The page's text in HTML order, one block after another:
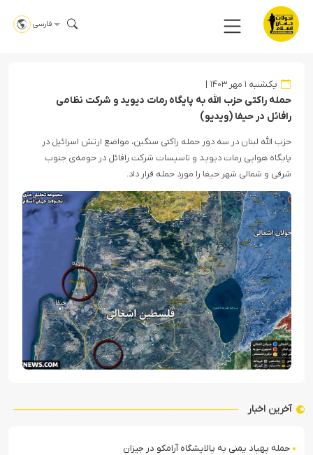
فارسی
یکشنبه ۱ مهر ۱۴۰۳
حمله راکتی حزب الله به پایگاه رمات دیوید و شرکت نظامی
رافائل در حیفا (ویدیو)
حزب الله لبنان در سه دور حمله راکتی سنگین، مواضع ارتش اسرائیل در
پایگاه هوایی رمات دیوید و تاسیسات شرکت رافائل در حومه‌ی جنوب
شرقی و شمالی شهر حیفا را مورد حمله قرار داد.
آخرین اخبار
حمله پهپاد یمنی به پالایشگاه آرامکو در جیزان